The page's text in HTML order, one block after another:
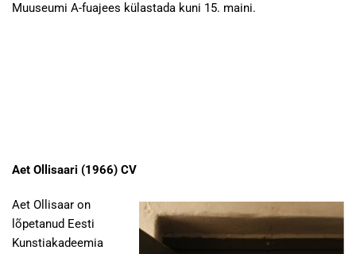
Muuseumi A-fuajees külastada kuni 15. maini.
Aet Ollisaari (1966) CV
Aet Ollisaar on
lõpetanud Eesti
Kunstiakadeemia